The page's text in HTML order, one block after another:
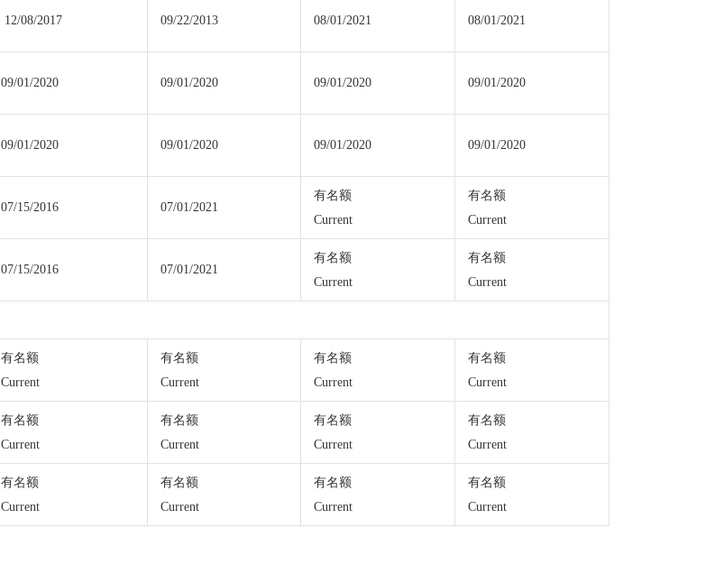
12/08/2017 09/22/2013 08/01/2021 08/01/2021
09/01/2020 09/01/2020 09/01/2020 09/01/2020
09/01/2020 09/01/2020 09/01/2020 09/01/2020
07/15/2016 07/01/2021
有名额
Current
有名额
Current
07/15/2016 07/01/2021
有名额
Current
有名额
Current
有名额
Current
有名额
Current
有名额
Current
有名额
Current
有名额
Current
有名额
Current
有名额
Current
有名额
Current
有名额
Current
有名额
Current
有名额
Current
有名额
Current